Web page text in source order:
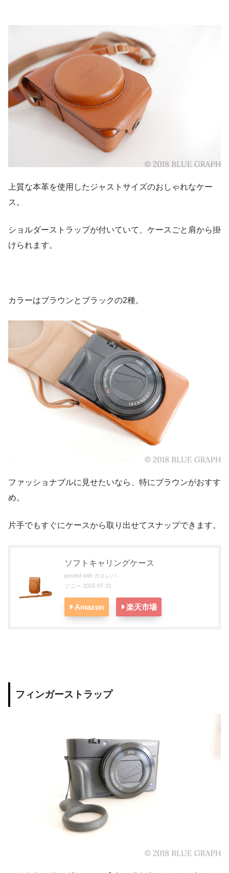
上質な本革を使用したジャストサイズのおしゃれなケー
ス。
ショルダーストラップが付いていて、ケースごと肩から掛
けられます。
カラーはブラウンとブラックの2種。
ファッショナブルに見せたいなら、特にブラウンがおすす
め。
片手でもすぐにケースから取り出せてスナップできます。
ソフトキャリングケース
posted with カエレバ
ソニー 2015-07-31
Amazon 楽天市場
フィンガーストラップ